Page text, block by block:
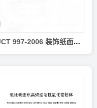
JCT 997-2006 装饰纸面石膏板